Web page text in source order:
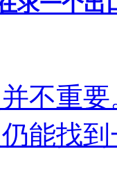
不重
能找